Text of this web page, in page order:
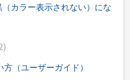
カラー表示されない）にな
方（ユーザーガイド）